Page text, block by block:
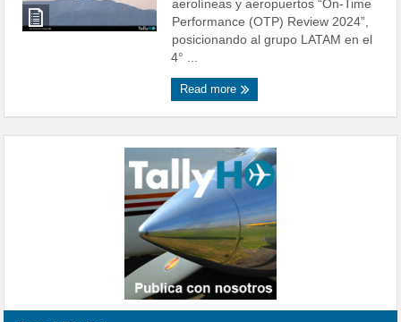
aerolíneas y aeropuertos “On-Time
Performance (OTP) Review 2024”,
posicionando al grupo LATAM en el
4° ...
Read more